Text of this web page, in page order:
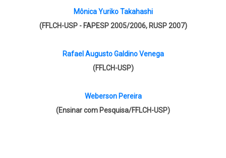
Mônica Yuriko Takahashi
(FFLCH-USP - FAPESP 2005/2006, RUSP 2007)
Rafael Augusto Galdino Venega
(FFLCH-USP)
Weberson Pereira
(Ensinar com Pesquisa/FFLCH-USP)